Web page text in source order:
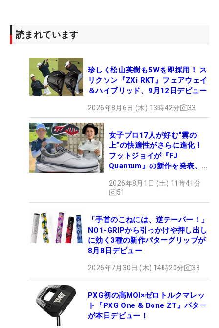
読まれています
珍しく松山英樹も5Wを即採用！ ス
リクソン『ZXi RKT』フェアウェイ
＆ハイブリッド、9月12日デビュー
2026年8月6日 (木) 13時42分 33
女子プロ17人が好む“雲の
上”の快適性がさらに進化！
フットジョイが『FJ
Quantum』の新作を発表、8
2026年8月1日 (土) 11時41分
51
「手首のこねには、逆テーパー！」
NO1-GRIPから引っかけや押し出し
に効く3種の新作パターグリップが
8月8日デビュー
2026年7月30日 (木) 14時20分 33
PXG初の高MOI×ゼロトルクマレッ
ト『PXG One & Done ZT』パター
が本日デビュー！